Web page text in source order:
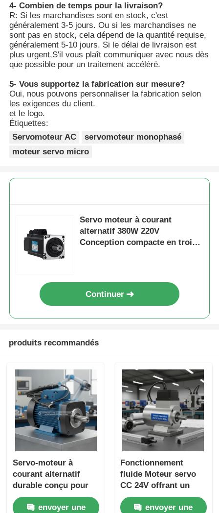
4- Combien de temps pour la livraison?
R: Si les marchandises sont en stock, c'est
généralement 3-5 jours. Ou si les marchandises ne
sont pas en stock, cela dépend de la quantité requise,
généralement 5-10 jours. Si le délai de livraison est
plus urgent,S'il vous plaît communiquer avec nous dès
que possible pour un traitement accéléré.
5- Vous supportez la fabrication sur mesure?
Oui, nous pouvons personnaliser la fabrication selon
les exigences du client.
et le logo.
Étiquettes:
Servomoteur AC
servomoteur monophasé
moteur servo micro
Servo moteur à courant
alternatif 380W 220V
Conception compacte en trois
Continuer
produits recommandés
Servo-moteur à
courant alternatif
durable conçu pour
un travail continu et
un positionnement
envoyer une
Fonctionnement
fluide Moteur servo
CC 24V offrant un
positionnement
précis et des
envoyer une